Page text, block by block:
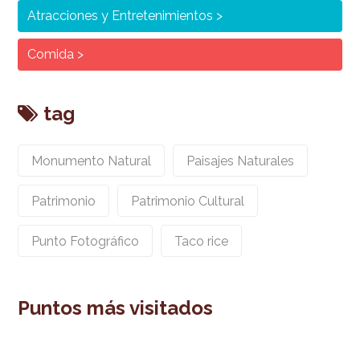
Atracciones y Entretenimientos
Comida
tag
Monumento Natural Paisajes Naturales
Patrimonio Patrimonio Cultural
Punto Fotográfico Taco rice
Puntos más visitados